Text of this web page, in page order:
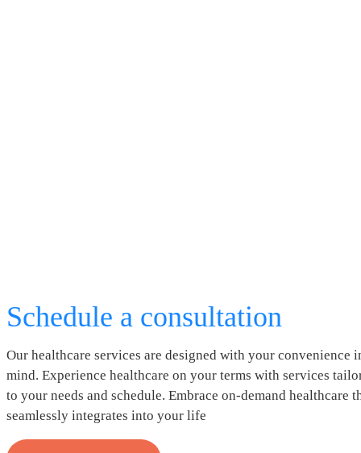
Schedule a consultation
Our healthcare services are designed with your convenience
mind. Experience healthcare on your terms with services
to your needs and schedule. Embrace on-demand healthcare
seamlessly integrates into your life